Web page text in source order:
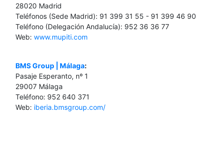
28020 Madrid
Teléfonos (Sede Madrid): 91 399 31 55 - 91 399 46 90
Teléfono (Delegación Andalucía): 952 36 36 77
Web: www.mupiti.com
BMS Group | Málaga:
Pasaje Esperanto, nº 1
29007 Málaga
Teléfono: 952 640 371
Web: iberia.bmsgroup.com/